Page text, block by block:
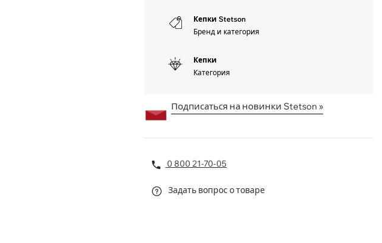
Кепки Stetson
Бренд и категория
Кепки
Категория
Подписаться на новинки Stetson »
0 800 21-70-05
Задать вопрос о товаре